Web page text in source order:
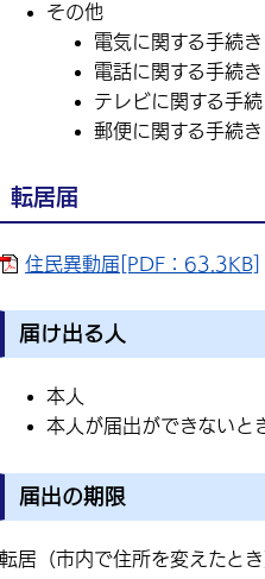
その他
電気に関する手続
電話に関する手続
テレビに関する手続
郵便に関する手続
転居届
住民異動届[PDF：63.3KB]
届け出る人
本人
本人が届出ができないと
届出の期限
転居（市内で住所を変えたと